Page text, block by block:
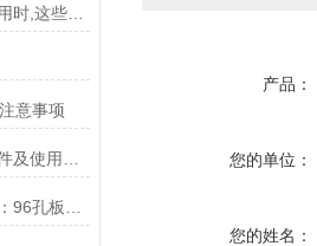
退磁机与磁粉探伤仪配套使用时,这些一定要注意
意事项
产品：
您的单位：
您的姓名：